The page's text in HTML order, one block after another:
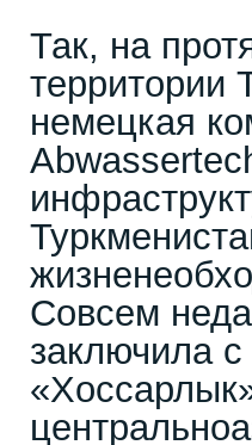
Так, на
территории
немецкая
Совсем
заключила